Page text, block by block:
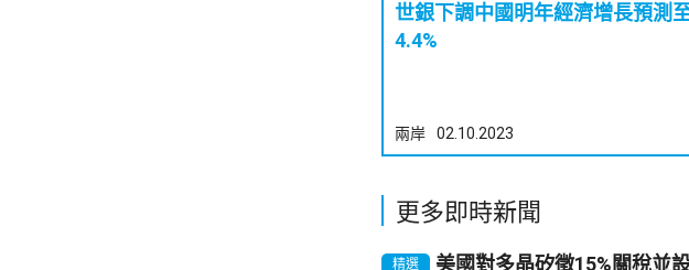
世銀下調中國明年經濟增長預測
4.4%
兩岸 02.10.2023
更多即時新聞
精選
美國對多晶矽徵15%關稅並